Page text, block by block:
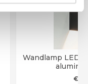
Wandlamp LED
€